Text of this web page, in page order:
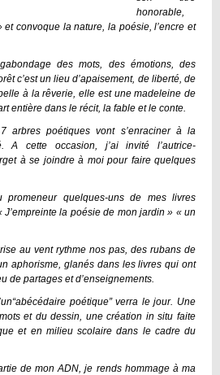
honorable,
convoque la nature, la poésie, l’encre et
des mots, des émotions, des
c’est un lieu d’apaisement, de liberté, de
à la rêverie, elle est une madeleine de
entière dans le récit, la fable et le conte.
poétiques vont s’enraciner à la
A cette occasion, j’ai invité l’autrice-
à se joindre à moi pour faire quelques
promeneur quelques-uns de mes livres
J’empreinte la poésie de mon jardin » « un
au vent rythme nos pas, des rubans de
aphorisme, glanés dans les livres qui ont
de partages et d’enseignements.
poétique” verra le jour. Une
et du dessin, une création in situ faite
et en milieu scolaire dans le cadre du
de mon ADN, je rends hommage à ma